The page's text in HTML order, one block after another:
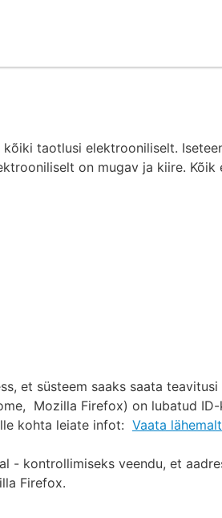
taotlusi elektrooniliselt.
on mugav ja kiire.
et süsteem saaks saata
Mozilla Firefox) on lubatud
kohta leiate infot: Vaata
- kontrollimiseks veendu, et
Firefox.